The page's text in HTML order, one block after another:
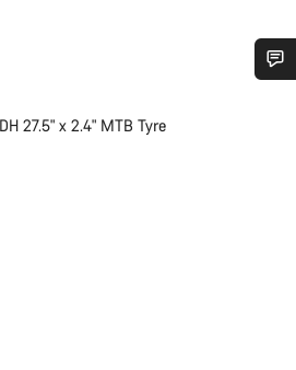
27.5" x 2.4" MTB Tyre